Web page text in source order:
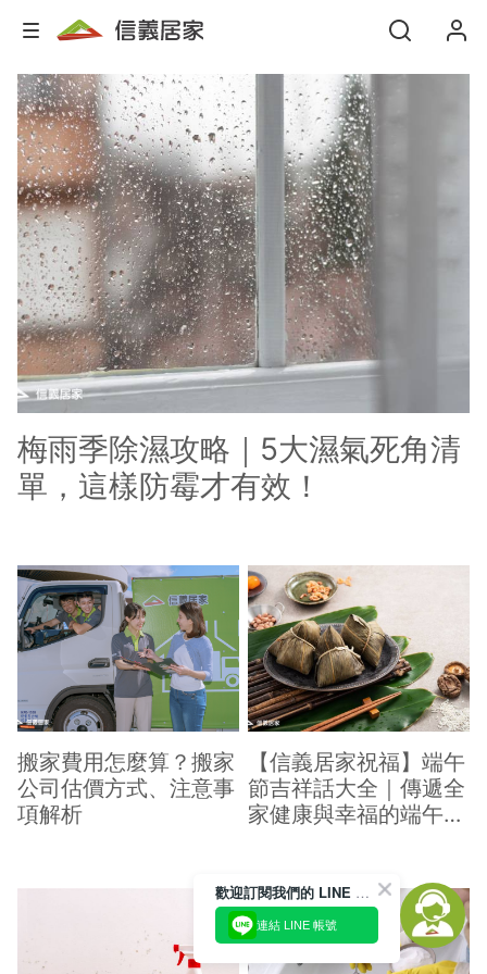
梅雨季除濕攻略｜5大濕氣死角清
單，這樣防霉才有效！
搬家費用怎麼算？搬家
公司估價方式、注意事
項解析
【信義居家祝福】端午
節吉祥話大全｜傳遞全
家健康與幸福的端午祝
歡迎訂閱我們的 LINE 官方帳號
連結 LINE 帳號